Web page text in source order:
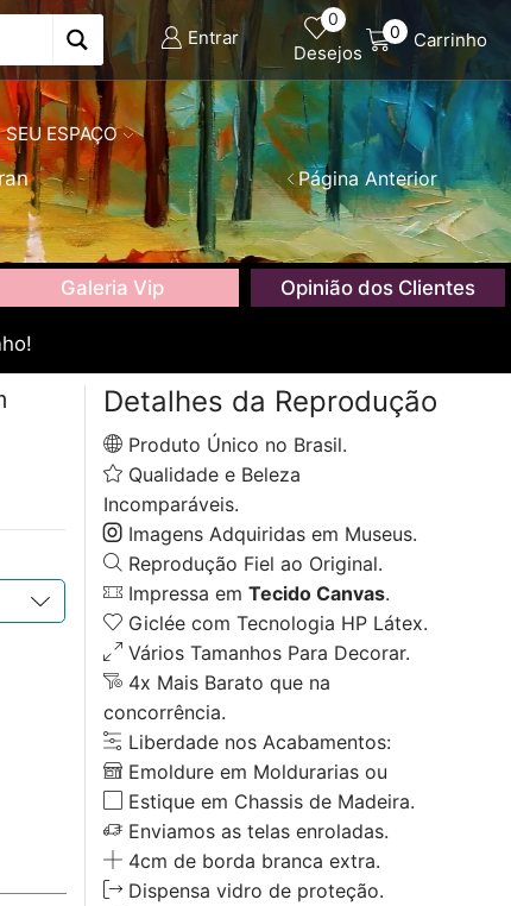
Entrar
0
Desejos
0 Carrinho
SEU ESPAÇO
Página Anterior
Galeria Vip Opinião dos Clientes
Detalhes da Reprodução
Produto Único no Brasil.
Qualidade e Beleza
Incomparáveis.
Imagens Adquiridas em Museus.
Reprodução Fiel ao Original.
Impressa em Tecido Canvas.
Giclée com Tecnologia HP Látex.
Vários Tamanhos Para Decorar.
4x Mais Barato que na
concorrência.
Liberdade nos Acabamentos:
Emoldure em Moldurarias ou
Estique em Chassis de Madeira.
Enviamos as telas enroladas.
4cm de borda branca extra.
Dispensa vidro de proteção.